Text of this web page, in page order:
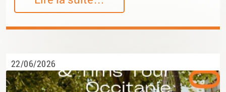
22/06/2026